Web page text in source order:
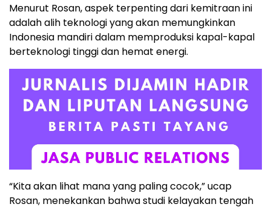
Menurut Rosan, aspek terpenting dari kemitraan ini
adalah alih teknologi yang akan memungkinkan
Indonesia mandiri dalam memproduksi kapal-kapal
berteknologi tinggi dan hemat energi.
“Kita akan lihat mana yang paling cocok,” ucap
Rosan, menekankan bahwa studi kelayakan tengah